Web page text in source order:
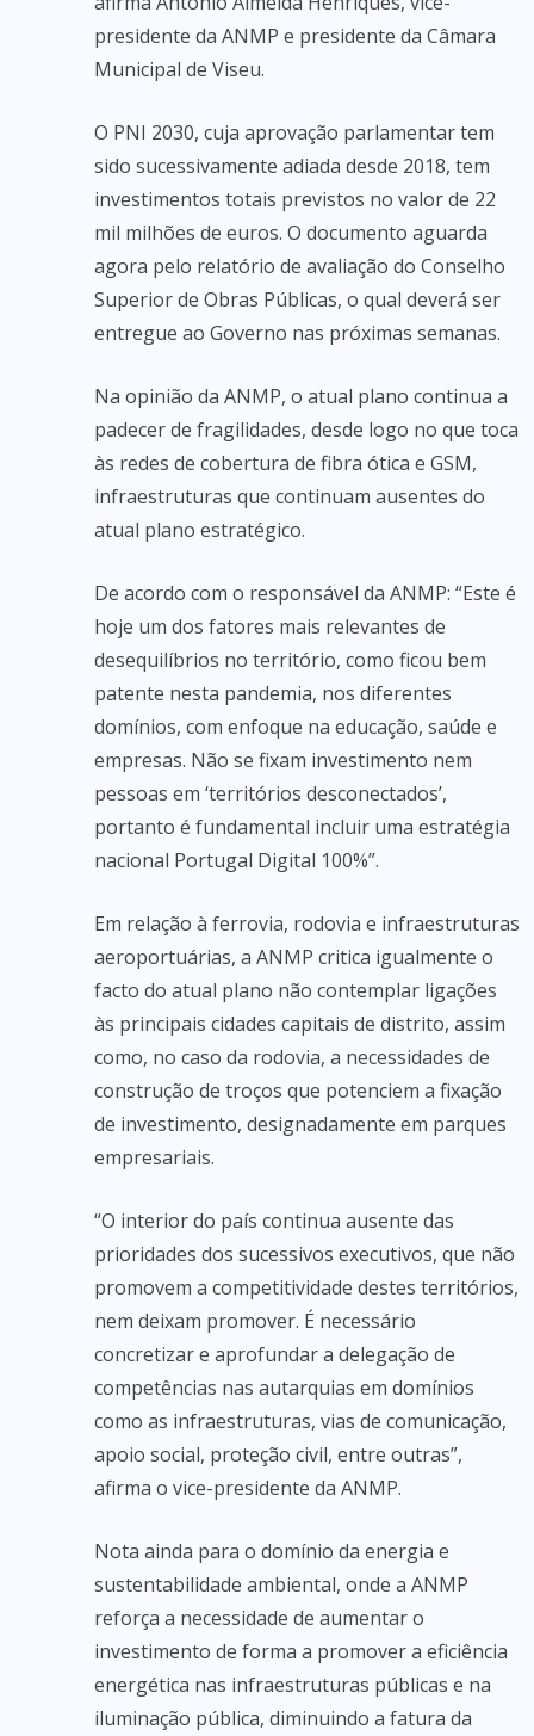
presidente da ANMP e presidente da Câmara
Municipal de Viseu.
O PNI 2030, cuja aprovação parlamentar tem
sido sucessivamente adiada desde 2018, tem
investimentos totais previstos no valor de 22
mil milhões de euros. O documento aguarda
agora pelo relatório de avaliação do Conselho
Superior de Obras Públicas, o qual deverá ser
entregue ao Governo nas próximas semanas.
Na opinião da ANMP, o atual plano continua a
padecer de fragilidades, desde logo no que toca
às redes de cobertura de fibra ótica e GSM,
infraestruturas que continuam ausentes do
atual plano estratégico.
De acordo com o responsável da ANMP: “Este é
hoje um dos fatores mais relevantes de
desequilíbrios no território, como ficou bem
patente nesta pandemia, nos diferentes
domínios, com enfoque na educação, saúde e
empresas. Não se fixam investimento nem
pessoas em ‘territórios desconectados’,
portanto é fundamental incluir uma estratégia
nacional Portugal Digital 100%”.
Em relação à ferrovia, rodovia e infraestruturas
aeroportuárias, a ANMP critica igualmente o
facto do atual plano não contemplar ligações
às principais cidades capitais de distrito, assim
como, no caso da rodovia, a necessidades de
construção de troços que potenciem a fixação
de investimento, designadamente em parques
empresariais.
“O interior do país continua ausente das
prioridades dos sucessivos executivos, que não
promovem a competitividade destes territórios,
nem deixam promover. É necessário
concretizar e aprofundar a delegação de
competências nas autarquias em domínios
como as infraestruturas, vias de comunicação,
apoio social, proteção civil, entre outras”,
afirma o vice-presidente da ANMP.
Nota ainda para o domínio da energia e
sustentabilidade ambiental, onde a ANMP
reforça a necessidade de aumentar o
investimento de forma a promover a eficiência
energética nas infraestruturas públicas e na
iluminação pública, diminuindo a fatura da